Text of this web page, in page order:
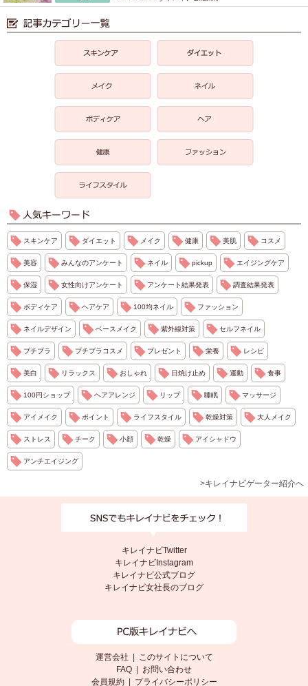
スキンケア ダイエット メイク 健康 美肌 コスメ
美容 みんなのアンケート ネイル pickup エイジングケア
保湿 女性向けアンケート アンケート結果発表 調査結果発表
ボディケア ヘアケア 100均ネイル ファッション
ネイルデザイン ベースメイク 紫外線対策 セルフネイル
プチプラ プチプラコスメ プレゼント 栄養 レシピ
美白 リラックス おしゃれ 日焼け止め 運動 食事
100円ショップ ヘアアレンジ リップ 睡眠 マッサージ
アイメイク ポイント ライフスタイル 乾燥対策 大人メイク
ストレス チーク 小顔 乾燥 アイシャドウ
アンチエイジング
>キレイナビゲーター紹介へ
キレイナビTwitter
キレイナビInstagram
キレイナビ公式ブログ
キレイナビ女社長のブログ
運営会社
このサイトについて
FAQ
お問い合わせ
会員規約| プライバシーポリシー